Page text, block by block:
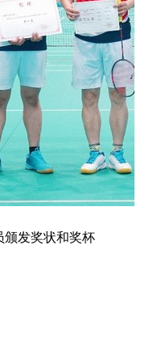
颁发奖状和奖杯